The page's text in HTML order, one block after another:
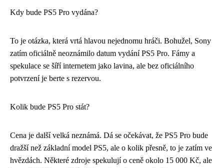
Kdy bude PS5 Pro vydána?
To je otázka, která vrtá hlavou nejednomu hráči. Bohužel, Sony
zatím oficiálně neoznámilo datum vydání PS5 Pro. Fámy a
spekulace se šíří internetem jako lavina, ale bez oficiálního
potvrzení je berte s rezervou.
Kolik bude PS5 Pro stát?
Cena je další velká neznámá. Dá se očekávat, že PS5 Pro bude
dražší než základní model PS5, ale o kolik přesně, to je zatím ve
hvězdách. Některé zdroje spekulují o ceně okolo 15 000 Kč, ale